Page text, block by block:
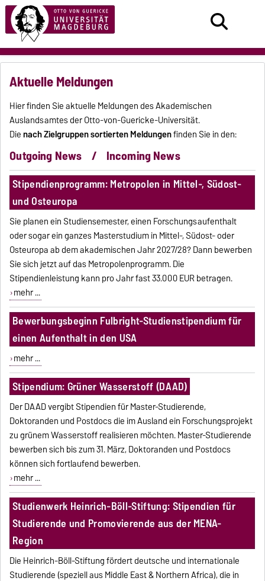
Aktuelle Meldungen
Hier finden Sie aktuelle Meldungen des Akademischen
Auslandsamtes der Otto-von-Guericke-Universität.
Dienach Zielgruppen sortierten Meldungenfinden Sie in den:
Outgoing News / Incoming News
Stipendienprogramm: Metropolen in Mittel-, Südost-
und Osteuropa
Sie planen ein Studiensemester, einen Forschungsaufenthalt
oder sogar ein ganzes Masterstudium in Mittel-, Südost- oder
Osteuropa ab dem akademischen Jahr 2027/28? Dann bewerben
Sie sich jetzt auf das Metropolenprogramm. Die
Stipendienleistung kann pro Jahr fast 33.000 EUR betragen.
mehr ...
Bewerbungsbeginn Fulbright-Studienstipendium für
einen Aufenthalt in den USA
mehr ...
Stipendium: Grüner Wasserstoff (DAAD)
Der DAAD vergibt Stipendien für Master-Studierende,
Doktoranden und Postdocs die im Ausland ein Forschungsprojekt
zu grünem Wasserstoff realisieren möchten. Master-Studierende
bewerben sich bis zum 31. März, Doktoranden und Postdocs
können sich fortlaufend bewerben.
mehr ...
Studienwerk Heinrich-Böll-Stiftung: Stipendien für
Studierende und Promovierende aus der MENA-
Region
Die Heinrich-Böll-Stiftung fördert deutsche und internationale
Studierende (speziell aus Middle East & Northern Africa), die in